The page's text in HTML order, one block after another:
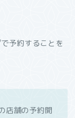
予約することを
店舗の予約開